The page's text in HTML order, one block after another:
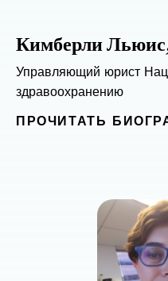
Кимберли
Управляющий юрист
здравоохранению
ПРОЧИТАТЬ